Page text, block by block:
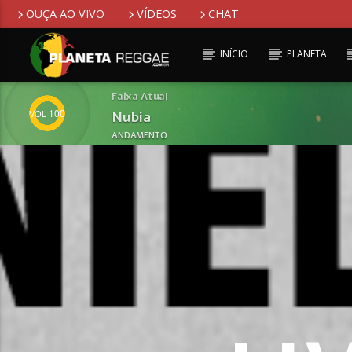
OUÇA AO VIVO VÍDEOS CHAT
INÍCIO PLANETA
100
Faixa Atual
Nubia
ANDAMENTO